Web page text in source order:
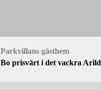
Parkvillans gästhem
Bo prisvärt i det vackra Arild